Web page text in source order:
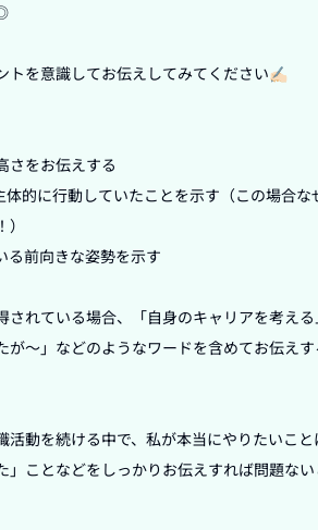
を意識してお伝えしてみてください✍🏻
さをお伝えする
的に行動していたことを示す（この場合
る前向きな姿勢を示す
れている場合、「自身のキャリアを考え
が〜」などのようなワードを含めてお伝え
動を続ける中で、私が本当にやりたいこ
ことなどをしっかりお伝えすれば問題ない